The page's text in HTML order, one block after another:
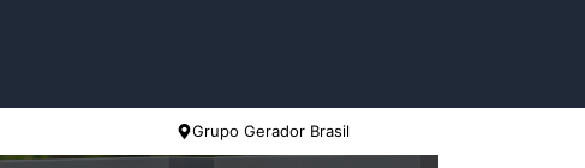
Grupo Gerador Brasil